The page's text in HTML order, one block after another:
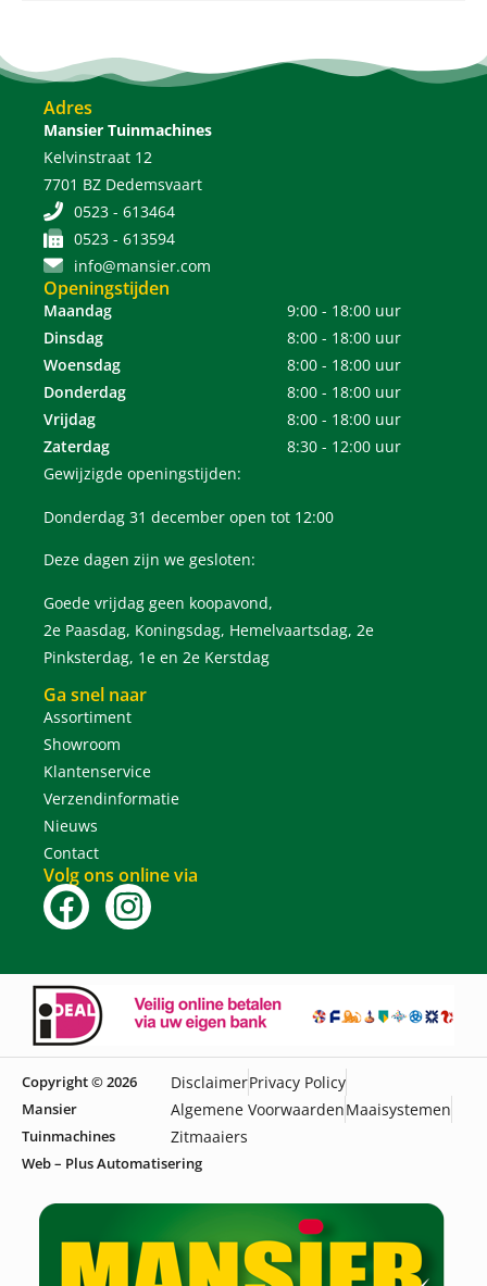
Adres
Mansier Tuinmachines
Kelvinstraat 12
7701 BZ Dedemsvaart
0523 - 613464
0523 - 613594
info@mansier.com
Openingstijden
Maandag
9:00 - 18:00 uur
Dinsdag
8:00 - 18:00 uur
Woensdag
8:00 - 18:00 uur
Donderdag
8:00 - 18:00 uur
Vrijdag
8:00 - 18:00 uur
Zaterdag
8:30 - 12:00 uur
Gewijzigde openingstijden:
Donderdag 31 december open tot 12:00
Deze dagen zijn we gesloten:
Goede vrijdag geen koopavond,
2e Paasdag, Koningsdag, Hemelvaartsdag, 2e
Pinksterdag, 1e en 2e Kerstdag
Ga snel naar
Assortiment
Showroom
Klantenservice
Verzendinformatie
Nieuws
Contact
Volg ons online via
Copyright © 2026
Mansier
Tuinmachines
DisclaimerPrivacy Policy
Algemene VoorwaardenMaaisystemen
Zitmaaiers
Web – Plus Automatisering